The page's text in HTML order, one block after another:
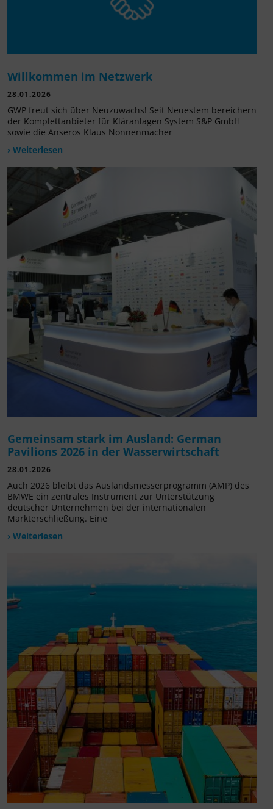
Willkommen im Netzwerk
28.01.2026
GWP freut sich über Neuzuwachs! Seit Neuestem bereichern
der Komplettanbieter für Kläranlagen System S&P GmbH
sowie die Anseros Klaus Nonnenmacher
› Weiterlesen
Gemeinsam stark im Ausland: German
Pavilions 2026 in der Wasserwirtschaft
28.01.2026
Auch 2026 bleibt das Auslandsmesserprogramm (AMP) des
BMWE ein zentrales Instrument zur Unterstützung
deutscher Unternehmen bei der internationalen
Markterschließung. Eine
› Weiterlesen